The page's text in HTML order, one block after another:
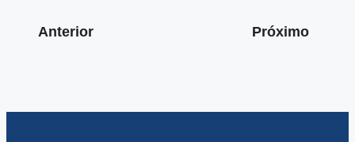
Anterior Próximo